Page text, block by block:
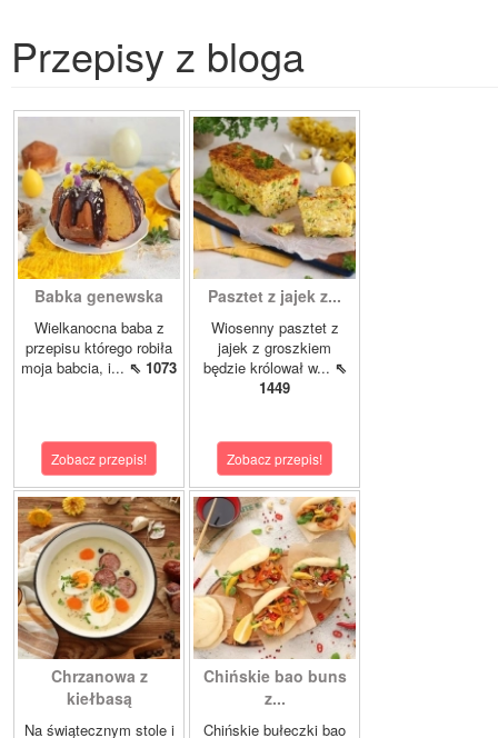
Przepisy z bloga
Babka genewska
Wielkanocna baba z
przepisu którego robiła
moja babcia, i... ⇖ 1073
Zobacz przepis!
Pasztet z jajek z...
Wiosenny pasztet z
jajek z groszkiem
będzie królował w... ⇖
1449
Zobacz przepis!
Chrzanowa z
kiełbasą
Na świątecznym stole i
Chińskie bao buns
z...
Chińskie bułeczki bao